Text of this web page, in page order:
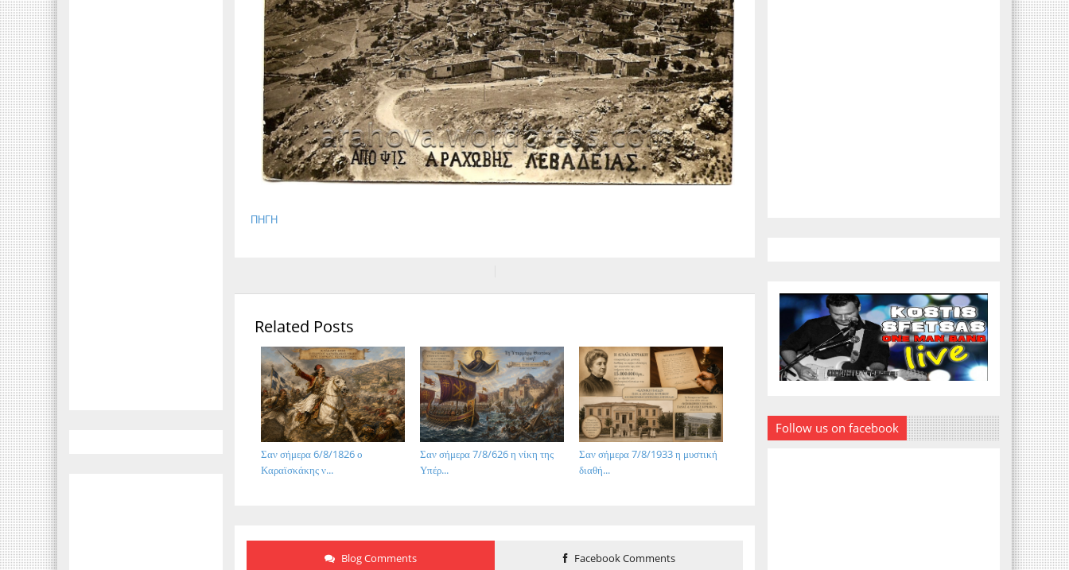
ΠΗΓΗ
Related Posts
Σαν σήμερα 7/8/1933 η μυστική
διαθή...
Σαν σήμερα 7/8/626 η νίκη της
Υπέρ...
Σαν σήμερα 6/8/1826 ο
Καραϊσκάκης ν...
Blog Comments Facebook Comments
Follow us on facebook